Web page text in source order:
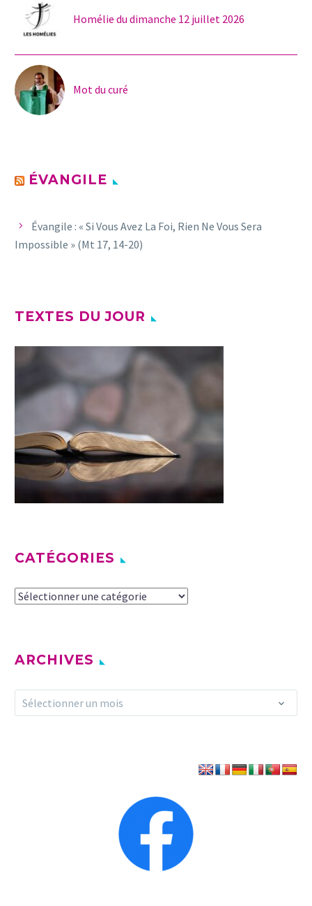
Homélie du dimanche 12 juillet 2026
Mot du curé
ÉVANGILE
Évangile : « Si Vous Avez La Foi, Rien Ne Vous Sera
Impossible » (Mt 17, 14-20)
TEXTES DU JOUR
CATÉGORIES
Catégories
ARCHIVES
Archives
Sélectionner un mois